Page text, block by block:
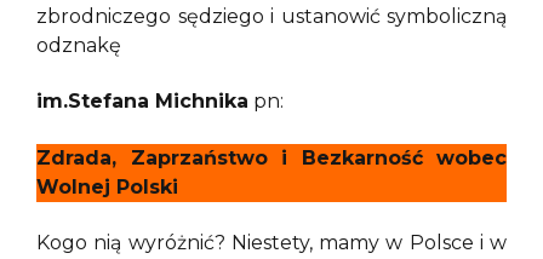
zbrodniczego sędziego i ustanowić symboliczną
odznakę
im.Stefana Michnika pn:
Zdrada, Zaprzaństwo i Bezkarność wobec
Wolnej Polski
Kogo nią wyróżnić? Niestety, mamy w Polsce i w